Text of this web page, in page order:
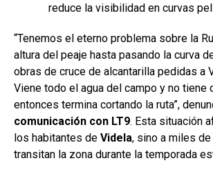
reduce la visibilidad en curvas
“Tenemos el eterno problema sobre la
altura del peaje hasta pasando la curva
obras de cruce de alcantarilla pedidas a
Viene todo el agua del campo y no tiene
entonces termina cortando la ruta”,
comunicación con LT9. Esta situación
los habitantes de Videla, sino a miles
transitan la zona durante la temporada